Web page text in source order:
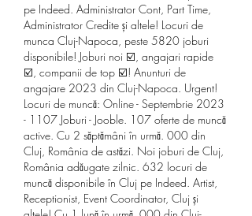
pe Indeed. Administrator Cont, Part Time,
Administrator Credite și altele! Locuri de
munca Cluj-Napoca, peste 5820 joburi
disponibile! Joburi noi ☑️, angajari rapide
☑️, companii de top ☑️! Anunturi de
angajare 2023 din Cluj-Napoca. Urgent!
Locuri de muncă: Online - Septembrie 2023
- 1107 Joburi - Jooble. 107 oferte de muncă
active. Cu 2 săptămâni în urmă. 000 din
Cluj, România de astăzi. Noi joburi de Cluj,
România adăugate zilnic. 632 locuri de
muncă disponibile în Cluj pe Indeed. Artist,
Receptionist, Event Coordinator, Cluj și